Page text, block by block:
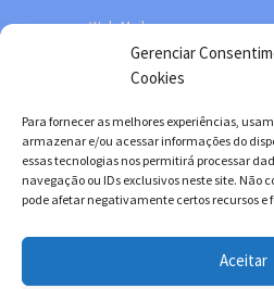
Gerenciar
Cookies
Para fornecer as melhores experiências,
armazenar e/ou acessar informações do
essas tecnologias nos permitirá processar
navegação ou IDs exclusivos neste site. Não
pode afetar negativamente certos recursos e
Aceitar
Web Mail
Política de privacidade
Facebook
Twitter
YouTube
Instagram